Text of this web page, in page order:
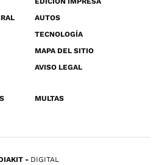
AUTOS
TECNOLOGÍA
MAPA DEL SITIO
AVISO LEGAL
MULTAS
DIGITAL